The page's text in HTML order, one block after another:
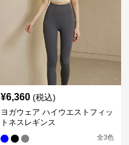
¥6,360 (税込)
ヨガウェア ハイウエストフィッ
トネスレギンス
全3色